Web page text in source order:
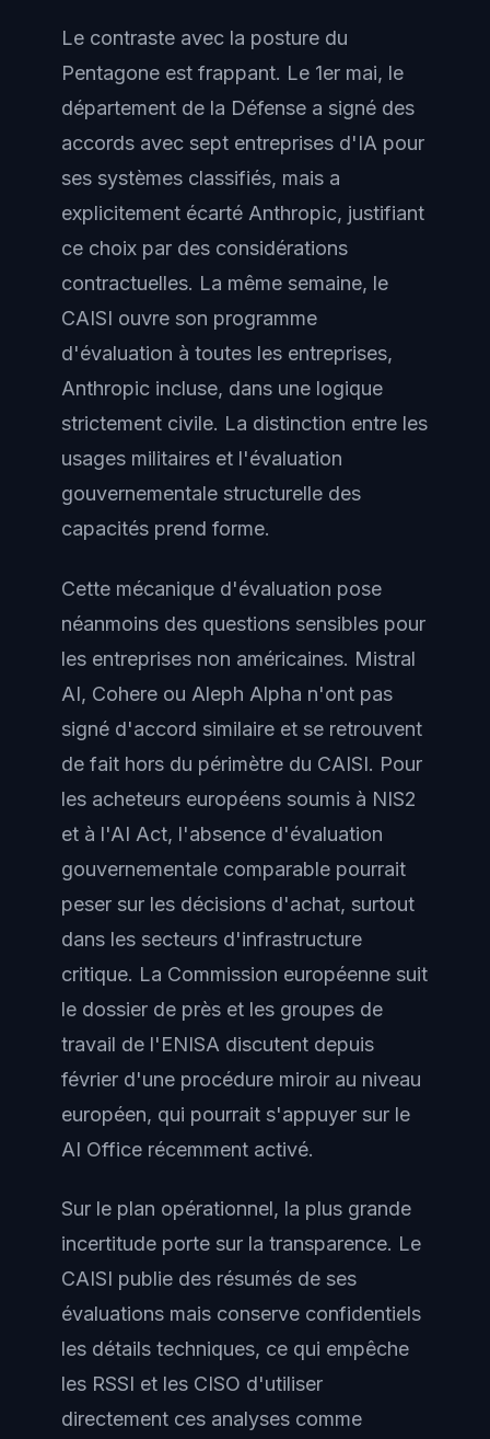
Le contraste avec la posture du
Pentagone est frappant. Le 1er mai, le
département de la Défense a signé des
accords avec sept entreprises d'IA pour
ses systèmes classifiés, mais a
explicitement écarté Anthropic, justifiant
ce choix par des considérations
contractuelles. La même semaine, le
CAISI ouvre son programme
d'évaluation à toutes les entreprises,
Anthropic incluse, dans une logique
strictement civile. La distinction entre les
usages militaires et l'évaluation
gouvernementale structurelle des
capacités prend forme.
Cette mécanique d'évaluation pose
néanmoins des questions sensibles pour
les entreprises non américaines. Mistral
AI, Cohere ou Aleph Alpha n'ont pas
signé d'accord similaire et se retrouvent
de fait hors du périmètre du CAISI. Pour
les acheteurs européens soumis à NIS2
et à l'AI Act, l'absence d'évaluation
gouvernementale comparable pourrait
peser sur les décisions d'achat, surtout
dans les secteurs d'infrastructure
critique. La Commission européenne suit
le dossier de près et les groupes de
travail de l'ENISA discutent depuis
février d'une procédure miroir au niveau
européen, qui pourrait s'appuyer sur le
AI Office récemment activé.
Sur le plan opérationnel, la plus grande
incertitude porte sur la transparence. Le
CAISI publie des résumés de ses
évaluations mais conserve confidentiels
les détails techniques, ce qui empêche
les RSSI et les CISO d'utiliser
directement ces analyses comme